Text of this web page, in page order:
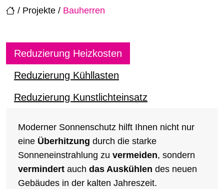
/ Projekte / Bauherren
Reduzierung Heizkosten
Reduzierung Kühllasten
Reduzierung Kunstlichteinsatz
Moderner Sonnenschutz hilft Ihnen nicht nur
eine Überhitzung durch die starke
Sonneneinstrahlung zu vermeiden, sondern
vermindert auch das Auskühlen des neuen
Gebäudes in der kalten Jahreszeit.